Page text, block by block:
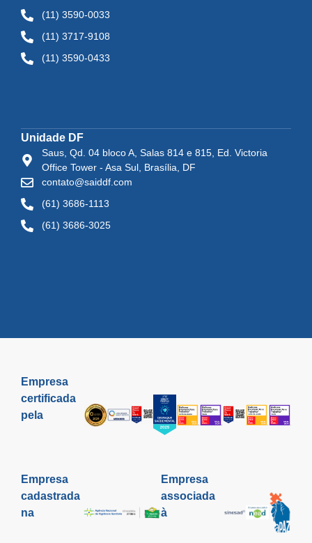
(11) 3590-0033
(11) 3717-9108
(11) 3590-0433
Unidade DF
Saus, Qd. 04 bloco A, Salas 814 e 815, Ed. Victoria
Office Tower - Asa Sul, Brasília, DF
contato@saiddf.com
(61) 3686-1113
(61) 3686-3025
Empresa
certificada
pela
Empresa
cadastrada
na
Empresa
associada
à